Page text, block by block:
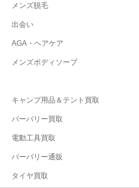
メンズ脱毛
出会い
AGA・ヘアケア
メンズボディソープ
キャンプ用品＆テント買取
バーバリー買取
電動工具買取
バーバリー通販
タイヤ買取